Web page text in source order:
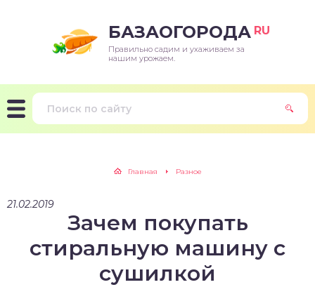
БАЗАОГОРОДА RU
Правильно садим и ухаживаем за
нашим урожаем.
Главная Разное
21.02.2019
Зачем покупать
стиральную машину с
сушилкой